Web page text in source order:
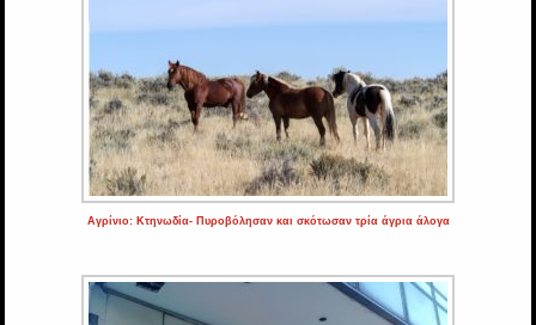
Αγρίνιο: Κτηνωδία- Πυροβόλησαν και σκότωσαν τρία άγρια άλογα